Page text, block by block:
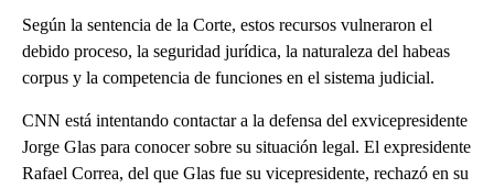
Según la sentencia de la Corte, estos recursos vulneraron el
debido proceso, la seguridad jurídica, la naturaleza del habeas
corpus y la competencia de funciones en el sistema judicial.
CNN está intentando contactar a la defensa del exvicepresidente
Jorge Glas para conocer sobre su situación legal. El expresidente
Rafael Correa, del que Glas fue su vicepresidente, rechazó en su